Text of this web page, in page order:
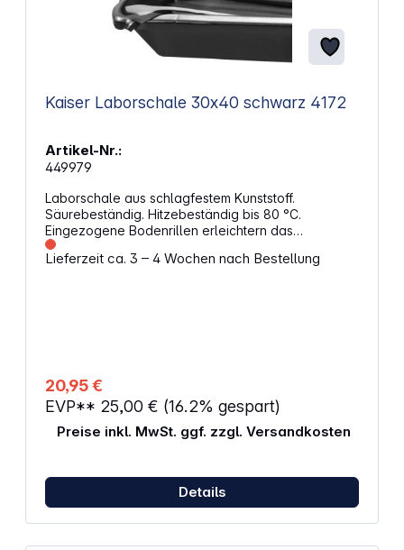
Kaiser Laborschale 30x40 schwarz 4172
Artikel-Nr.:
449979
Laborschale aus schlagfestem Kunststoff.
Säurebeständig. Hitzebeständig bis 80 °C.
Eingezogene Bodenrillen erleichtern das
Herausnehmen des Papiers und gewähren
optimalen Chemikalienfluss und Stabilität. Mit
Lieferzeit ca. 3 – 4 Wochen nach Bestellung
20,95 €
EVP** 25,00 € (16.2% gespart)
Preise inkl. MwSt. ggf. zzgl. Versandkosten
Details